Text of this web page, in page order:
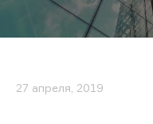
27 апреля, 2019